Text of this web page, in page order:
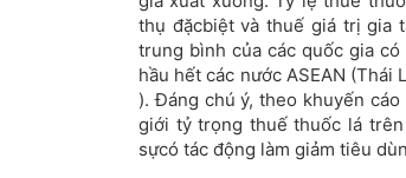
thụ đặcbiệt và thuế giá trị gia
trung bình của các quốc gia
hầu hết các nước ASEAN (Thái
). Đáng chú ý, theo khuyến
giới tỷ trọng thuế thuốc lá
sựcó tác động làm giảm tiêu